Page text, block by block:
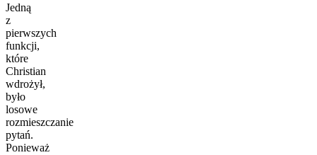
Jedną
z
pierwszych
funkcji,
które
Christian
wdrożył,
było
losowe
rozmieszczanie
pytań.
Ponieważ